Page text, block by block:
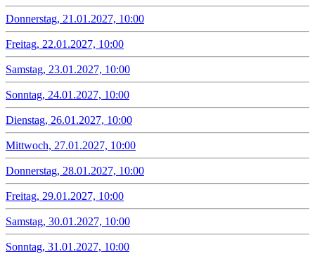
Donnerstag, 21.01.2027, 10:00
Freitag, 22.01.2027, 10:00
Samstag, 23.01.2027, 10:00
Sonntag, 24.01.2027, 10:00
Dienstag, 26.01.2027, 10:00
Mittwoch, 27.01.2027, 10:00
Donnerstag, 28.01.2027, 10:00
Freitag, 29.01.2027, 10:00
Samstag, 30.01.2027, 10:00
Sonntag, 31.01.2027, 10:00